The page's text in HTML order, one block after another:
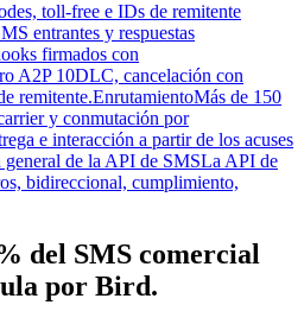
toll-free e IDs de remitente
entrantes y respuestas
firmados con
A2P 10DLC, cancelación con
remitente.EnrutamientoMás de 150
y conmutación por
e interacción a partir de los acuses
de la API de SMSLa API de
bidireccional, cumplimiento,
del SMS comercial
por Bird.